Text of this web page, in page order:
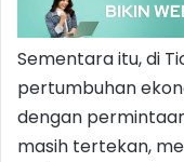
Sementara itu, di
pertumbuhan
dengan
masih tertekan,